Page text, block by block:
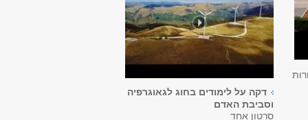
דקה על לימודים בחוג לגאוגרפיה
וסביבת האדם
סרטון אחד